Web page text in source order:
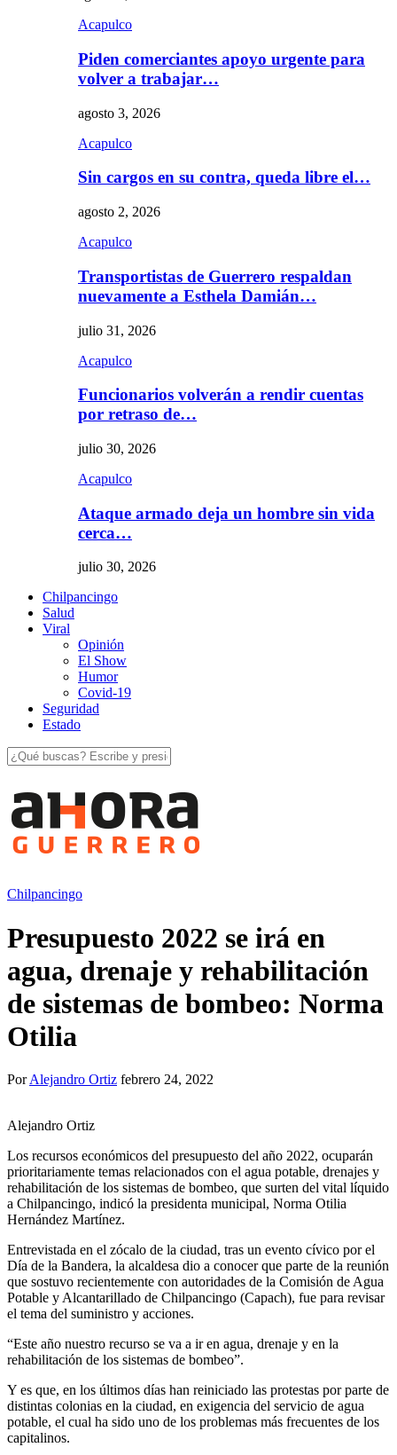
Acapulco
Piden comerciantes apoyo urgente para
volver a trabajar…
agosto 3, 2026
Acapulco
Sin cargos en su contra, queda libre el…
agosto 2, 2026
Acapulco
Transportistas de Guerrero respaldan
nuevamente a Esthela Damián…
julio 31, 2026
Acapulco
Funcionarios volverán a rendir cuentas
por retraso de…
julio 30, 2026
Acapulco
Ataque armado deja un hombre sin vida
cerca…
julio 30, 2026
Chilpancingo
Salud
Viral
Opinión
El Show
Humor
Covid-19
Seguridad
Estado
Chilpancingo
Presupuesto 2022 se irá en
agua, drenaje y rehabilitación
de sistemas de bombeo: Norma
Otilia
PorAlejandro Ortiz febrero 24, 2022
Alejandro Ortiz
Los recursos económicos del presupuesto del año 2022, ocuparán
prioritariamente temas relacionados con el agua potable, drenajes y
rehabilitación de los sistemas de bombeo, que surten del vital líquido
a Chilpancingo, indicó la presidenta municipal, Norma Otilia
Hernández Martínez.
Entrevistada en el zócalo de la ciudad, tras un evento cívico por el
Día de la Bandera, la alcaldesa dio a conocer que parte de la reunión
que sostuvo recientemente con autoridades de la Comisión de Agua
Potable y Alcantarillado de Chilpancingo (Capach), fue para revisar
el tema del suministro y acciones.
“Este año nuestro recurso se va a ir en agua, drenaje y en la
rehabilitación de los sistemas de bombeo”.
Y es que, en los últimos días han reiniciado las protestas por parte de
distintas colonias en la ciudad, en exigencia del servicio de agua
potable, el cual ha sido uno de los problemas más frecuentes de los
capitalinos.